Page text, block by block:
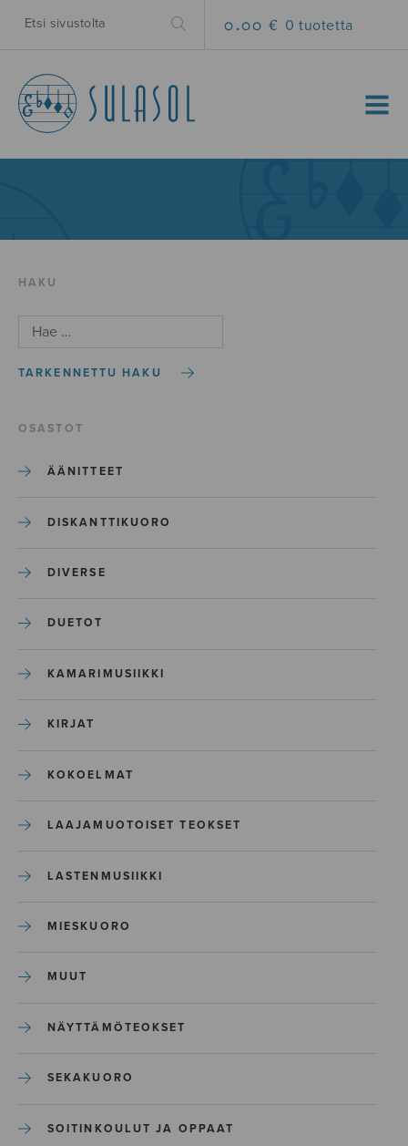
0.00 € 0 tuotetta
MENU
HAKU
TARKENNETTU HAKU
OSASTOT
ÄÄNITTEET
DISKANTTIKUORO
DIVERSE
DUETOT
KAMARIMUSIIKKI
KIRJAT
KOKOELMAT
LAAJAMUOTOISET TEOKSET
LASTENMUSIIKKI
MIESKUORO
MUUT
NÄYTTÄMÖTEOKSET
SEKAKUORO
SOITINKOULUT JA OPPAAT